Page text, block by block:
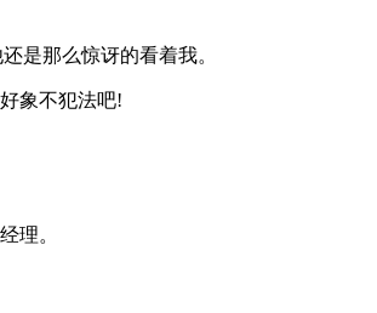
是那么惊讶的看着我。
象不犯法吧!
理。